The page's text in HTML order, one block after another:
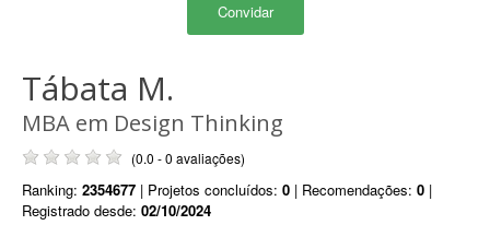
Convidar
Tábata M.
MBA em Design Thinking
(0.0 - 0 avaliações)
Ranking: 2354677 | Projetos concluídos: 0 | Recomendações: 0 |
Registrado desde: 02/10/2024